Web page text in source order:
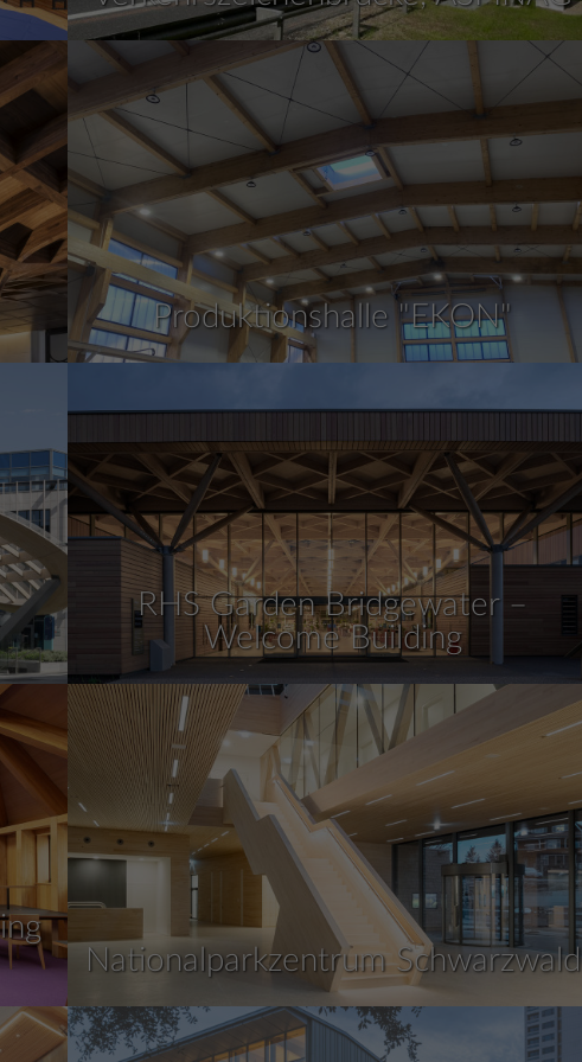
Produktionshalle "EKON"
RHS Garden Bridgewater –
Welcome Building
Nationalparkzentrum Schwarzwald